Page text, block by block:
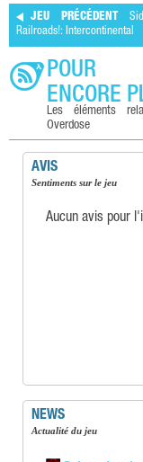
JEU PRÉCÉDENT Sid
Railroads!: Intercontinental
POUR
ENCORE
Les éléments
Overdose
AVIS
Sentiments sur le jeu
Aucun avis pour
NEWS
Actualité du jeu